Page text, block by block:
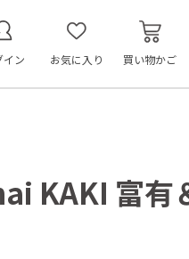
イン お気に入り 買い物かご
KAKI 富有